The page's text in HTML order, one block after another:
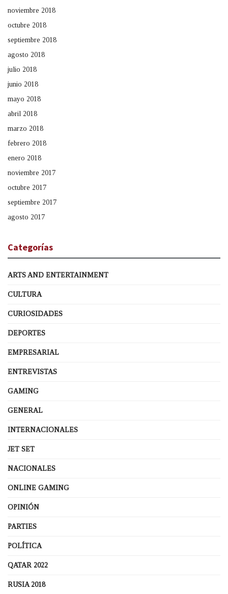
noviembre 2018
octubre 2018
septiembre 2018
agosto 2018
julio 2018
junio 2018
mayo 2018
abril 2018
marzo 2018
febrero 2018
enero 2018
noviembre 2017
octubre 2017
septiembre 2017
agosto 2017
Categorías
ARTS AND ENTERTAINMENT
CULTURA
CURIOSIDADES
DEPORTES
EMPRESARIAL
ENTREVISTAS
GAMING
GENERAL
INTERNACIONALES
JET SET
NACIONALES
ONLINE GAMING
OPINIÓN
PARTIES
POLÍTICA
QATAR 2022
RUSIA 2018